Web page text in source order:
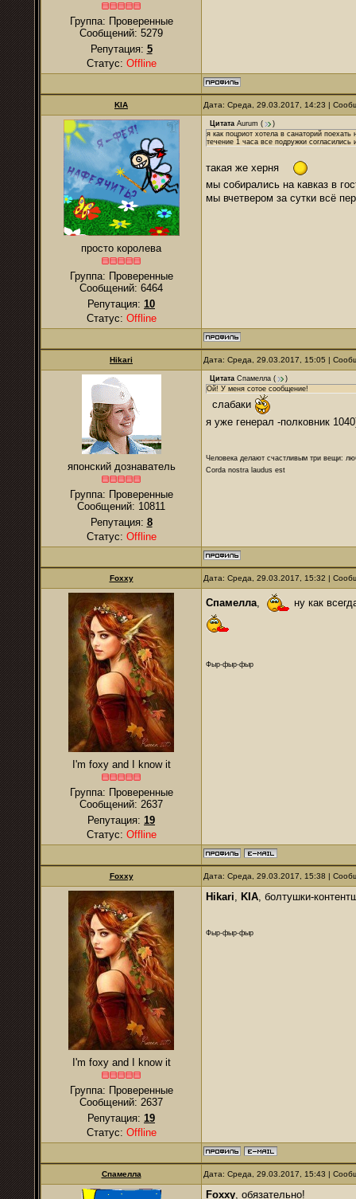
Группа: Проверенные
Сообщений: 5279
Репутация: 5
Статус: Offline
KIA Дата: Среда, 29.03.2017, 14:23 |
просто королева
Группа: Проверенные
Сообщений: 6464
Репутация: 10
Статус: Offline
Цитата Aurum (
)
я как поцриот хотела в санаторий
течение 1 часа все подружки
такая же херня
мы собирались на кавказ в
мы вчетвером за сутки всё
Hikari Дата: Среда, 29.03.2017, 15:05 |
японский дознаватель
Группа: Проверенные
Сообщений: 10811
Репутация: 8
Статус: Offline
Цитата Спамелла (
)
Ой! У меня сотое сообщение!
слабаки
я уже генерал -полковник
Человека делают счастливым три вещи:
Corda nostra laudus est
Foxxy Дата: Среда, 29.03.2017, 15:32 |
I'm foxy and I know it
Группа: Проверенные
Сообщений: 2637
Репутация: 19
Статус: Offline
Спамелла ну как
Фыр-фыр-фыр
Foxxy Дата: Среда, 29.03.2017, 15:38 |
I'm foxy and I know it
Группа: Проверенные
Сообщений: 2637
Репутация: 19
Статус: Offline
Hikari, KIA, болтушки-
Фыр-фыр-фыр
Спамелла Дата: Среда, 29.03.2017, 15:43 |
Foxxy, обязательно!